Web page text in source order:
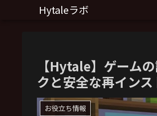
Hytaleラボ
【Hytale】ゲーム
クと安全な再インス
お役立ち情報